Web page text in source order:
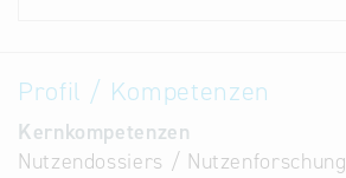
Profil / Kompetenzen
Kernkompetenzen
Nutzendossiers / Nutzenforschung